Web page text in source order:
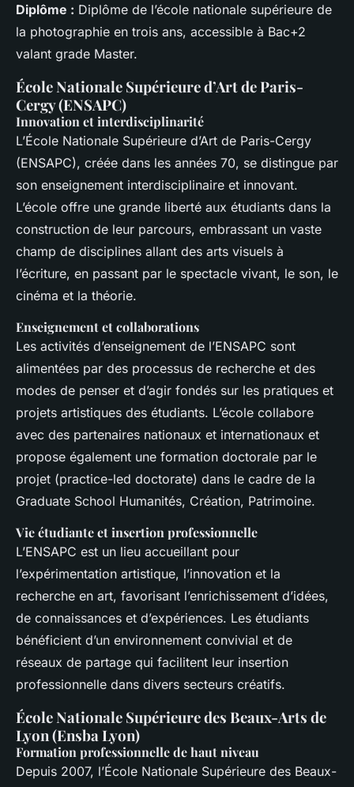
Diplôme : Diplôme de l’école nationale supérieure de
la photographie en trois ans, accessible à Bac+2
valant grade Master.
École Nationale Supérieure d’Art de Paris-
Cergy (ENSAPC)
Innovation et interdisciplinarité
L’École Nationale Supérieure d’Art de Paris-Cergy
(ENSAPC), créée dans les années 70, se distingue par
son enseignement interdisciplinaire et innovant.
L’école offre une grande liberté aux étudiants dans la
construction de leur parcours, embrassant un vaste
champ de disciplines allant des arts visuels à
l’écriture, en passant par le spectacle vivant, le son, le
cinéma et la théorie.
Enseignement et collaborations
Les activités d’enseignement de l’ENSAPC sont
alimentées par des processus de recherche et des
modes de penser et d’agir fondés sur les pratiques et
projets artistiques des étudiants. L’école collabore
avec des partenaires nationaux et internationaux et
propose également une formation doctorale par le
projet (practice-led doctorate) dans le cadre de la
Graduate School Humanités, Création, Patrimoine.
Vie étudiante et insertion professionnelle
L’ENSAPC est un lieu accueillant pour
l’expérimentation artistique, l’innovation et la
recherche en art, favorisant l’enrichissement d’idées,
de connaissances et d’expériences. Les étudiants
bénéficient d’un environnement convivial et de
réseaux de partage qui facilitent leur insertion
professionnelle dans divers secteurs créatifs.
École Nationale Supérieure des Beaux-Arts de
Lyon (Ensba Lyon)
Formation professionnelle de haut niveau
Depuis 2007, l’École Nationale Supérieure des Beaux-